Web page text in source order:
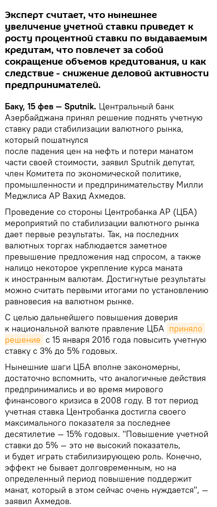
Эксперт считает, что нынешнее
увеличение учетной ставки приведет к
росту процентной ставки по выдаваемым
кредитам, что повлечет за собой
сокращение объемов кредитования, и как
следствие - снижение деловой активности
предпринимателей.
Баку, 15 фев — Sputnik. Центральный банк
Азербайджана принял решение поднять учетную
ставку ради стабилизации валютного рынка,
который пошатнулся
после падения цен на нефть и потери манатом
части своей стоимости, заявил Sputnik депутат,
член Комитета по экономической политике,
промышленности и предпринимательству Милли
Меджлиса АР Вахид Ахмедов.
Проведение со стороны Центробанка АР (ЦБА)
мероприятий по стабилизации валютного рынка
дает первые результаты. Так, на последних
валютных торгах наблюдается заметное
превышение предложения над спросом, а также
налицо некоторое укрепление курса маната
к иностранным валютам. Достигнутые результаты
можно считать первыми итогами по установлению
равновесия на валютном рынке.
С целью дальнейшего повышения доверия
к национальной валюте правление ЦБА приняло
решение с 15 января 2016 года повысить учетную
ставку с 3% до 5% годовых.
Нынешние шаги ЦБА вполне закономерны,
достаточно вспомнить, что аналогичные действия
предпринимались и во время мирового
финансового кризиса в 2008 году. В тот период
учетная ставка Центробанка достигла своего
максимального показателя за последнее
десятилетие — 15% годовых. "Повышение учетной
ставки до 5% — это не высокий показатель,
и будет играть стабилизирующею роль. Конечно,
эффект не бывает долговременным, но на
определенный период повышение поддержит
манат, который в этом сейчас очень нуждается", —
заявил Ахмедов.